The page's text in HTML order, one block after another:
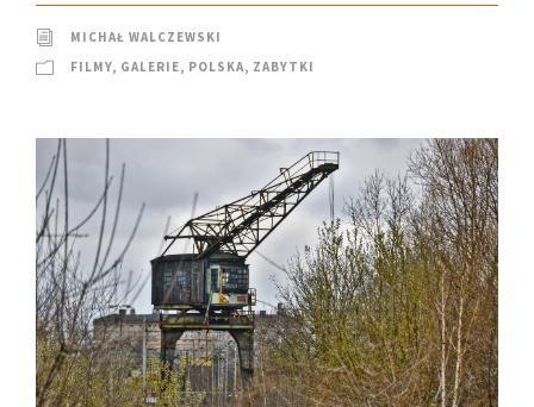
MICHAŁ WALCZEWSKI
FILMY, GALERIE, POLSKA, ZABYTKI